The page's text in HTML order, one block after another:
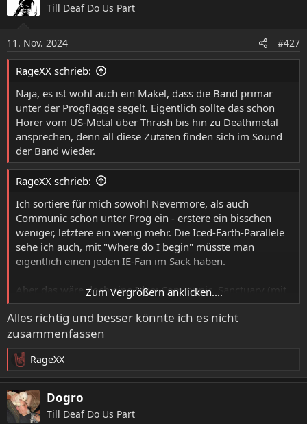
i
o
n
e
n
Till Deaf Do Us Part
11. Nov. 2024 #427
RageXX schrieb:
Naja, es ist wohl auch ein Makel, dass die Band primär
unter der Progflagge segelt. Eigentlich sollte das schon
Hörer vom US-Metal über Thrash bis hin zu Deathmetal
ansprechen, denn all diese Zutaten finden sich im Sound
der Band wieder.
RageXX schrieb:
Ich sortiere für mich sowohl Nevermore, als auch
Communic schon unter Prog ein - erstere ein bisschen
weniger, letztere ein wenig mehr. Die Iced-Earth-Parallele
sehe ich auch, mit "Where do I begin" müsste man
eigentlich einen jeden IE-Fan im Sack haben.
Aber das wäre doch eine Idee: Communic, Sanctuary (mit
ein paar Nevermore-Songs dazu) und Witherfall als Live-
Package...hätte was.
Zum Vergrößern anklicken....
Alles richtig und besser könnte ich es nicht
zusammenfassen
R
e
a
k
t
RageXX
Dogro
Till Deaf Do Us Part